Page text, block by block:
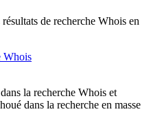
de recherche Whois en
Whois
la recherche Whois et
dans la recherche en masse